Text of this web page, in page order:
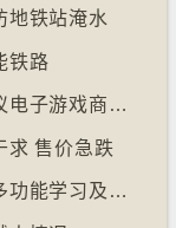
地铁站淹水
铁路
【十万八千里】欧盟审议消费者抗议电子游戏商关闭伺服器
求 售价急跌
【十万八千里】芬兰图书馆转型成多功能学习及娱乐中心